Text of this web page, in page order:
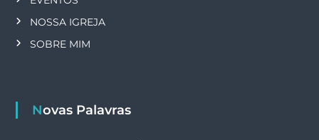
NOSSA IGREJA
SOBRE MIM
Novas Palavras